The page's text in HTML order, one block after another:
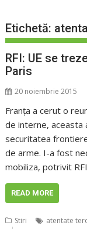
Etichetă:
RFI: UE se
Paris
20 noiembrie 2015
Franţa a cerut o
de interne, aceasta
securitatea
de arme. I-a fost
mobiliza, potrivit
READ MORE
Stiri atentate